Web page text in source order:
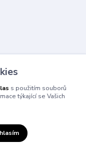
s použitím souborů
týkající se Vašich